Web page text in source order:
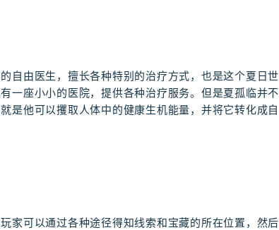
自由医生，擅长各种特别的治疗方式，也是这个夏日世
一座小小的医院，提供各种治疗服务。但是夏孤临并不
是他可以攫取人体中的健康生机能量，并将它转化成自
家可以通过各种途径得知线索和宝藏的所在位置，然后